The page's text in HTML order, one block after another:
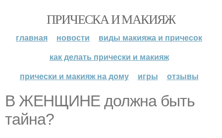
ПРИЧЕСКА И МАКИЯЖ
главная новости
виды макияжа и причесок
как делать прически и макияж
прически и макияж на дому
игры отзывы
В ЖЕНЩИНЕ должна быть
тайна?